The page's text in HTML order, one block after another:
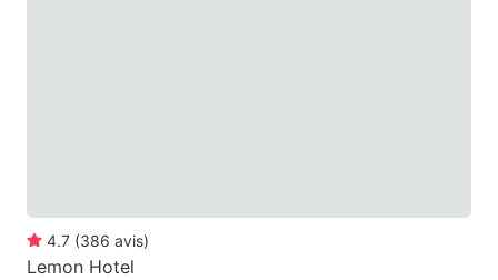
4.7 (386 avis)
Lemon Hotel